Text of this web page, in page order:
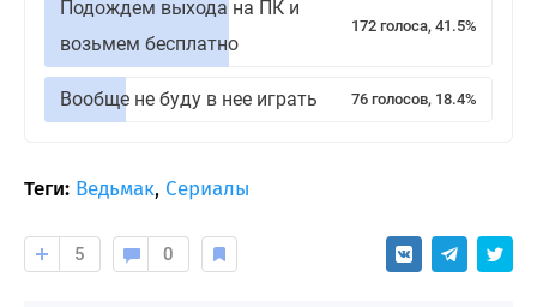
Подождем выхода на ПК и
возьмем бесплатно
172 голоса, 41.5%
Вообще не буду в нее играть 76 голосов, 18.4%
Теги: Ведьмак, Сериалы
5 0